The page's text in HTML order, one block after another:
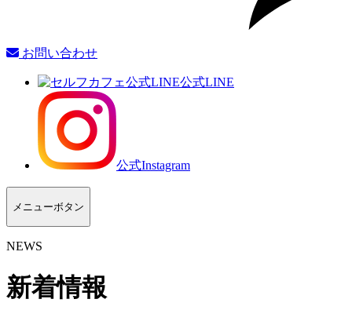
お問い合わせ
公式LINE
公式Instagram
メニューボタン
NEWS
新着情報